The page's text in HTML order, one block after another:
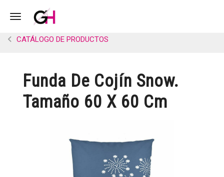
Toggle navigation
CATÁLOGO DE PRODUCTOS
Funda De Cojín Snow.
Tamaño 60 X 60 Cm